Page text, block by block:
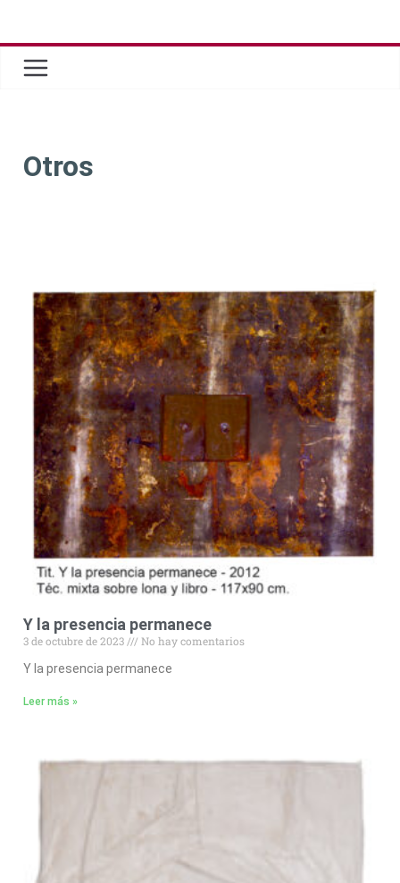
Otros
Y la presencia permanece
3 de octubre de 2023
No hay comentarios
Y la presencia permanece
Leer más »